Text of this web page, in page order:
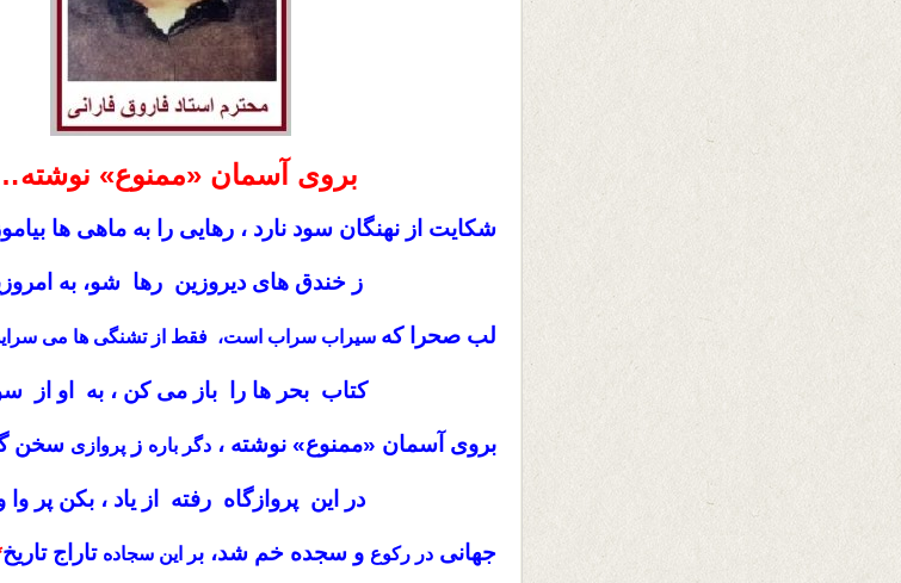
بروی آسمان «ممنوع»
شکایت از نهنگان سود نارد ، رهایی را به ماهی ها
ز خندق های دیروزین رها شو، به
لب صحرا که سیراب سراب است، فقط از تشنگی ها می
کتاب بحر ها را باز می کن ، به او از
بروی آسمان «ممنوع» نوشته ، دگر باره ز پروازی سخن
در این پروازگاه رفته از یاد ، بکن پر
جهانی در رکوع و سجده خم شد، بر این سجاده تاراج تاریخ